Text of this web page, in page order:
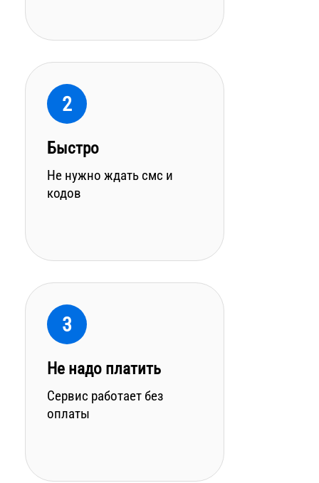
2
Быстро
Не нужно ждать смс и
кодов
3
Не надо платить
Сервис работает без
оплаты